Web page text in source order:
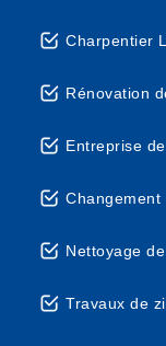
Charpentier
Rénovation
Entreprise
Nettoyage
Travaux de